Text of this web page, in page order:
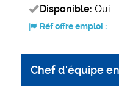
Disponible: Oui
Réf offre emploi :
Chef d'équipe